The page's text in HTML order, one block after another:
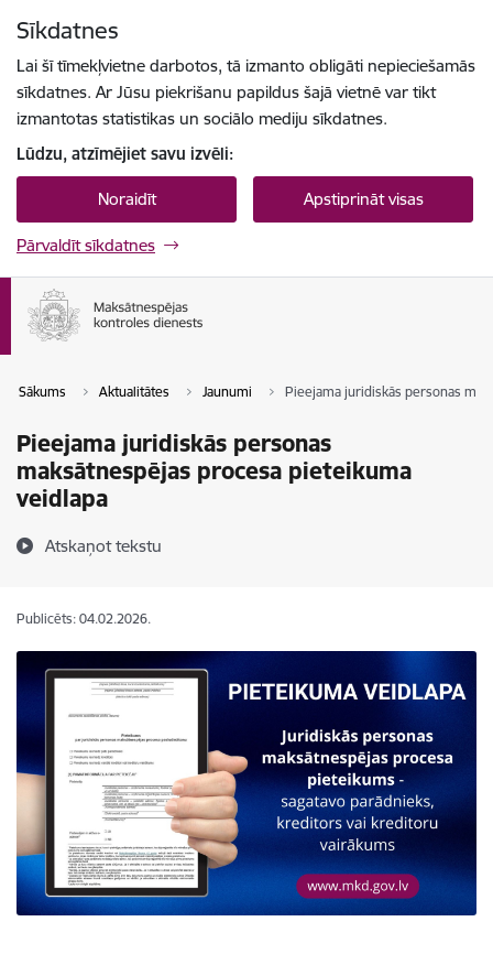
Sīkdatnes
Lai šī tīmekļvietne darbotos, tā izmanto obligāti nepieciešamās
sīkdatnes. Ar Jūsu piekrišanu papildus šajā vietnē var tikt
izmantotas statistikas un sociālo mediju sīkdatnes.
Lūdzu, atzīmējiet savu izvēli:
Noraidīt Apstiprināt visas
Pārvaldīt sīkdatnes
Sākums Aktualitātes Jaunumi Pieejama juridiskās personas
Pieejama juridiskās personas
maksātnespējas procesa pieteikuma
veidlapa
Atskaņot tekstu
Publicēts: 04.02.2026.